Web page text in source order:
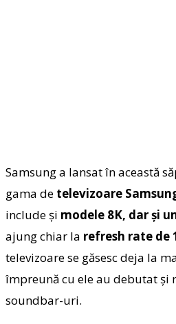
Samsung a lansat în această
gama de televizoare
include şi modele 8K, dar şi
ajung chiar la refresh rate de
televizoare se găsesc deja la
împreună cu ele au debutat şi
soundbar-uri.